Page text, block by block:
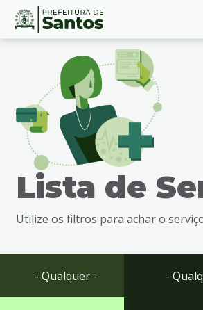
Ir
busca
Ir
rodapé
Conteúdo
Lista de
Utilize os filtros para achar o
- Qualquer - -